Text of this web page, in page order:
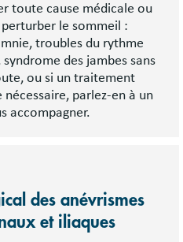
toute cause médicale ou
le sommeil :
troubles du rythme
des jambes sans
ou si un traitement
parlez-en à un
accompagner.
des anévrismes
et iliaques